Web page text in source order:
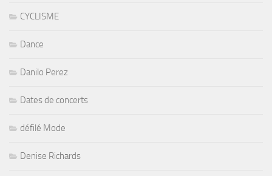
CYCLISME
Dance
Danilo Perez
Dates de concerts
défilé Mode
Denise Richards